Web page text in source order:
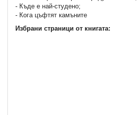
- Къде е най-студено;
- Кога цъфтят камъните
Избрани страници от книгата: